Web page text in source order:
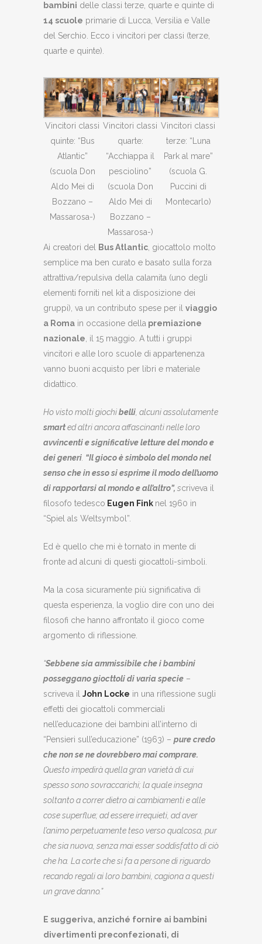
bambini delle classi terze, quarte e quinte di
14 scuole primarie di Lucca, Versilia e Valle
del Serchio. Ecco i vincitori per classi (terze,
quarte e quinte).
Vincitori classi
quinte: “Bus
Atlantic”
(scuola Don
Aldo Mei di
Bozzano –
Massarosa-)
Vincitori classi
quarte:
“Acchiappa il
pesciolino”
(scuola Don
Aldo Mei di
Bozzano –
Massarosa-)
Vincitori classi
terze: “Luna
Park al mare”
(scuola G.
Puccini di
Montecarlo)
Ai creatori del Bus Atlantic , giocattolo molto
semplice ma ben curato e basato sulla forza
attrattiva/repulsiva della calamita (uno degli
elementi forniti nel kit a disposizione dei
gruppi), va un contributo spese per il viaggio
a Roma in occasione della premiazione
nazionale , il 15 maggio. A tutti i gruppi
vincitori e alle loro scuole di appartenenza
vanno buoni acquisto per libri e materiale
didattico.
Ho visto molti giochibelli , alcuni assolutamente
smarted altri ancora affascinanti nelle loro
avvincenti e significative letture del mondo e
dei generi “Il gioco è simbolo del mondo nel
senso che in esso si esprime il modo dell’uomo
di rapportarsi al mondo e all’altro”, scriveva il
filosofo tedesco Eugen Fink nel 1960 in
“Spiel als Weltsymbol”.
Ed è quello che mi è tornato in mente di
fronte ad alcuni di questi giocattoli-simboli.
Ma la cosa sicuramente più significativa di
questa esperienza, la voglio dire con uno dei
filosofi che hanno affrontato il gioco come
argomento di riflessione.
“Sebbene sia ammissibile che i bambini
posseggano giocttoli di varia specie –
scriveva il John Locke in una riflessione sugli
effetti dei giocattoli commerciali
nell’educazione dei bambini all’interno di
“Pensieri sull’educazione” (1963) – pure credo
che non se ne dovrebbero mai comprare.
Questo impedirà quella gran varietà di cui
spesso sono sovraccarichi; la quale insegna
soltanto a correr dietro ai cambiamenti e alle
cose superflue; ad essere irrequieti, ad aver
l’animo perpetuamente teso verso qualcosa, pur
che sia nuova, senza mai esser soddisfatto di ciò
che ha. La corte che si fa a persone di riguardo
recando regali ai loro bambini, cagiona a questi
un grave danno.”
E suggeriva, anziché fornire ai bambini
divertimenti preconfezionati, di